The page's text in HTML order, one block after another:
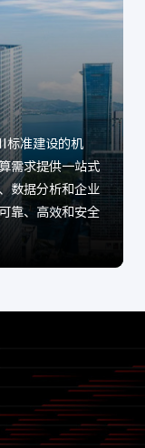
标准建设的机
需求提供一站式
数据分析和企业
靠、高效和安全